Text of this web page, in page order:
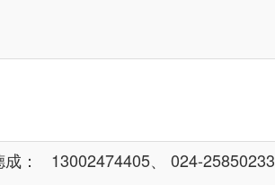
成： 13002474405、 024-25850233